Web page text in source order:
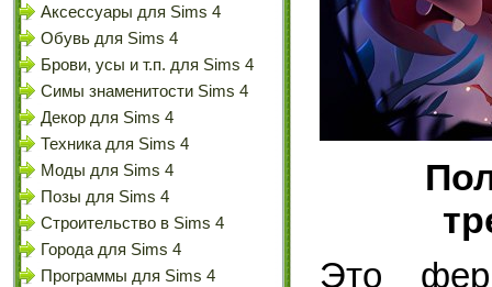
Аксессуары для Sims 4
Обувь для Sims 4
Брови, усы и т.п. для Sims 4
Симы знаменитости Sims 4
Декор для Sims 4
Техника для Sims 4
Моды для Sims 4
Позы для Sims 4
Строительство в Sims 4
Города для Sims 4
Программы для Sims 4
Это